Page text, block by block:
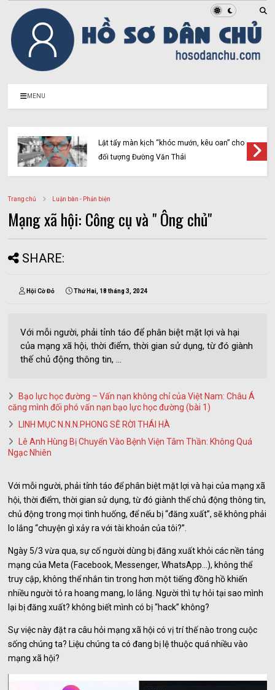
MENU
Lật tẩy màn kịch “khóc mướn, kêu oan” cho
đối tượng Đường Văn Thái
Trang chủ Luận bàn - Phản biện
Mạng xã hội: Công cụ và " Ông chủ"
SHARE:
Hội Cờ Đỏ Thứ Hai, 18 tháng 3, 2024
Với mỗi người, phải tỉnh táo để phân biệt mặt lợi và hại
của mạng xã hội, thời điểm, thời gian sử dụng, từ đó giành
thế chủ động thông tin, ...
Bạo lực học đường – Vấn nạn không chỉ của Việt Nam: Châu Á
căng mình đối phó vấn nạn bạo lực học đường (bài 1)
LINH MỤC N.N.N.PHONG SẼ RỜI THÁI HÀ
Lê Anh Hùng Bị Chuyển Vào Bệnh Viện Tâm Thần: Không Quá
Ngạc Nhiên
Với mỗi người, phải tỉnh táo để phân biệt mặt lợi và hại của mạng xã
hội, thời điểm, thời gian sử dụng, từ đó giành thế chủ động thông tin,
chủ động trong mọi tình huống, để nếu bị “đăng xuất”, sẽ không phải
lo lắng “chuyện gì xảy ra với tài khoản của tôi?”.
Ngày 5/3 vừa qua, sự cố người dùng bị đăng xuất khỏi các nền tảng
mạng của Meta (Facebook, Messenger, WhatsApp...), không thể
truy cập, không thể nhắn tin trong hơn một tiếng đồng hồ khiến
nhiều người tỏ ra hoang mang, lo lắng. Người thì tự hỏi tại sao mình
lại bị đăng xuất? không biết mình có bị “hack” không?
Sự việc này đặt ra câu hỏi mạng xã hội có vị trí thế nào trong cuộc
sống chúng ta? Liệu chúng ta có đang bị lệ thuộc quá nhiều vào
mạng xã hội?